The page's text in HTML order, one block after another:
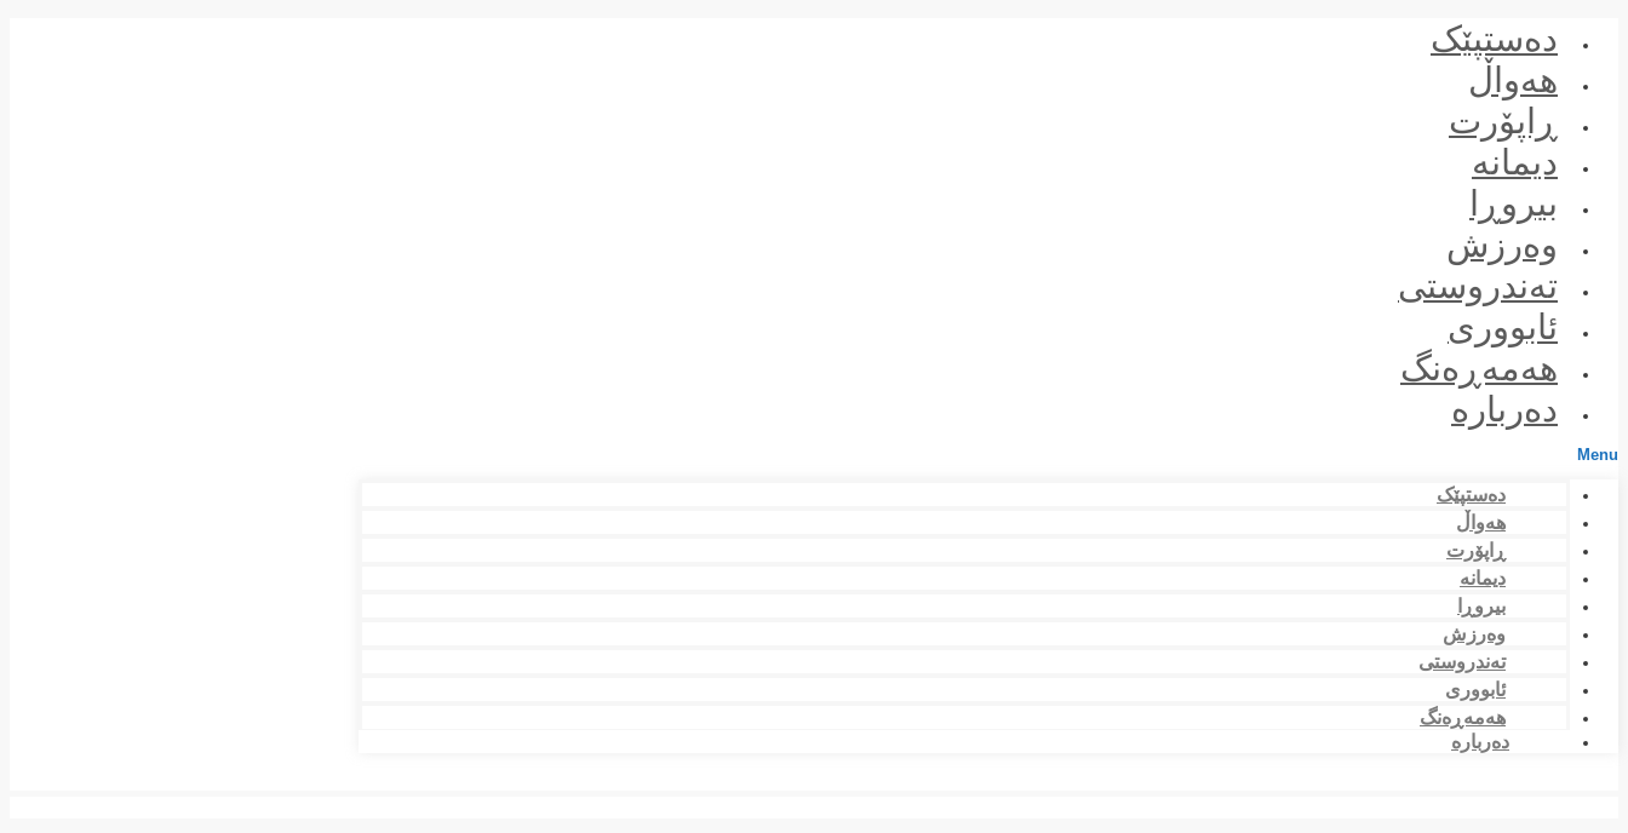
دەستپێک
هەواڵ
ڕاپۆرت
دیمانە
بیروڕا
وەرزش
تەندروستی
ئابووری
هەمەڕەنگ
دەربارە
Menu
دەستپێک
هەواڵ
ڕاپۆرت
دیمانە
بیروڕا
وەرزش
تەندروستی
ئابووری
هەمەڕەنگ
دەربارە